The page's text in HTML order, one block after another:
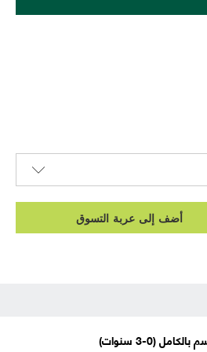
أضف إلى عربة التسوق
(0-3 سنوات)